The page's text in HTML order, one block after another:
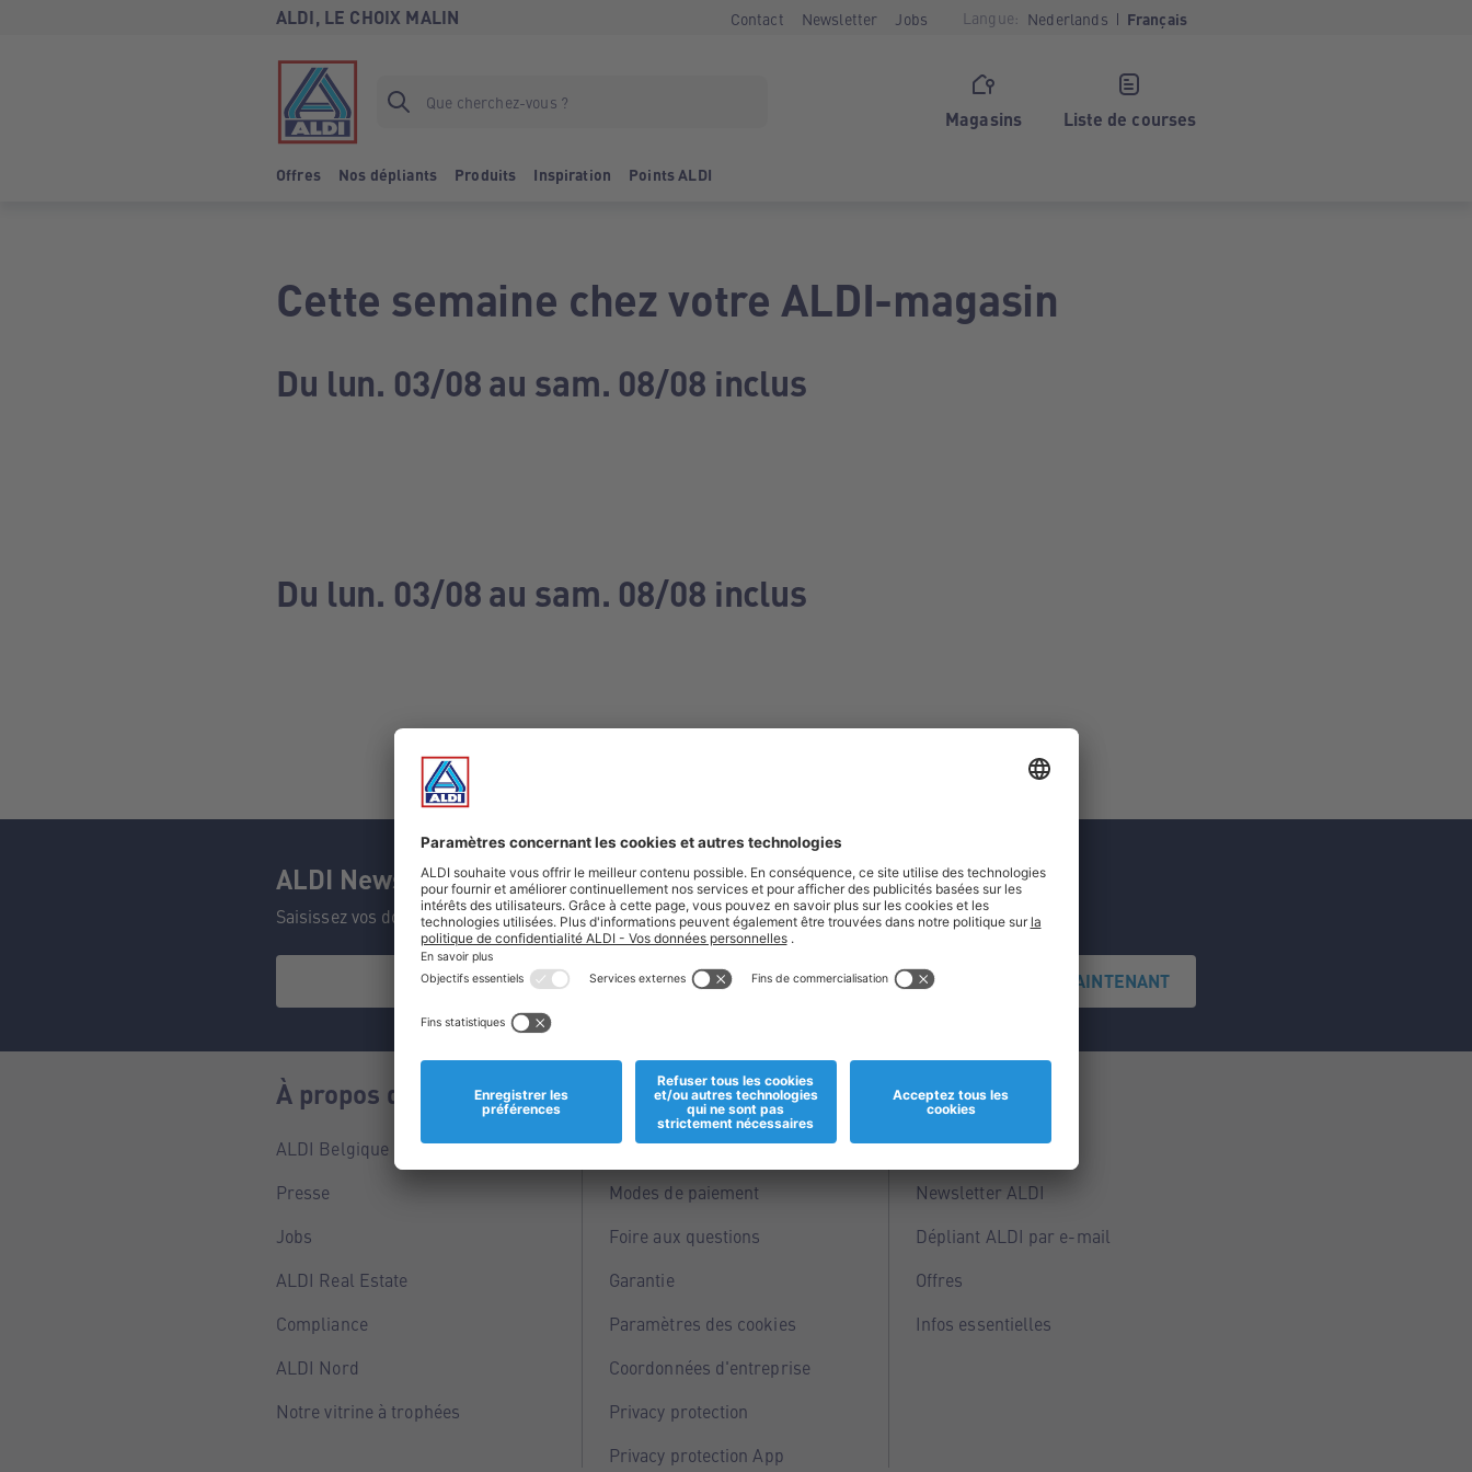
ALDI, LE CHOIX MALIN Contact Newsletter Jobs Langue: Nederlands Français
Magasins Liste de courses
Offres Nos dépliants Produits Inspiration Points ALDI
Cette semaine chez votre ALDI-magasin
Du lun. 03/08 au sam. 08/08 inclus
Du lun. 03/08 au sam. 08/08 inclus
ALDI Newsletter
Saisissez vos données et ne manquez aucune de nos offres.
S'INSCRIRE MAINTENANT
À propos de nous
ALDI Belgique
Presse
Jobs
ALDI Real Estate
Compliance
ALDI Nord
Notre vitrine à trophées
Informations
Magasins
Modes de paiement
Foire aux questions
Garantie
Paramètres des cookies
Coordonnées d'entreprise
Privacy protection
Privacy protection App
Service
Points ALDI
Newsletter ALDI
Dépliant ALDI par e-mail
Offres
Infos essentielles